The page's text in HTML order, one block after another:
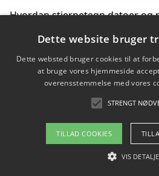
Hvordan stjernetegn datoer og
Bæredygtige gadgets til en
Om / kontakt
Blog
Dette website bruger
Dette websted bruger cookies til at
at bruge vores hjemmeside
overensstemmelse med vores
STRENGT
TILLAD COOKIES
VIS